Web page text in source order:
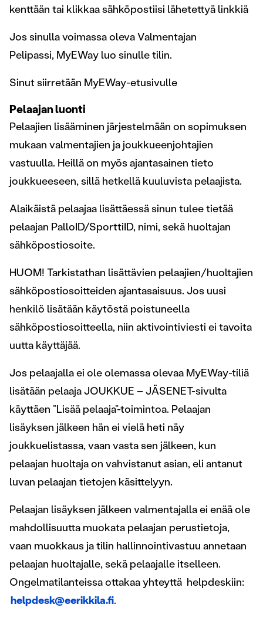
kenttään tai klikkaa sähköpostiisi lähetettyä linkkiä
Jos sinulla voimassa oleva Valmentajan
Pelipassi, MyEWay luo sinulle tilin.
Sinut siirretään MyEWay-etusivulle
Pelaajan luonti
Pelaajien lisääminen järjestelmään on sopimuksen
mukaan valmentajien ja joukkueenjohtajien
vastuulla. Heillä on myös ajantasainen tieto
joukkueeseen, sillä hetkellä kuuluvista pelaajista.
Alaikäistä pelaajaa lisättäessä sinun tulee tietää
pelaajan PalloID/SporttiID, nimi, sekä huoltajan
sähköpostiosoite.
HUOM! Tarkistathan lisättävien pelaajien/huoltajien
sähköpostiosoitteiden ajantasaisuus. Jos uusi
henkilö lisätään käytöstä poistuneella
sähköpostiosoitteella, niin aktivointiviesti ei tavoita
uutta käyttäjää.
Jos pelaajalla ei ole olemassa olevaa MyEWay-tiliä
lisätään pelaaja JOUKKUE – JÄSENET-sivulta
käyttäen ”Lisää pelaaja”-toimintoa. Pelaajan
lisäyksen jälkeen hän ei vielä heti näy
joukkuelistassa, vaan vasta sen jälkeen, kun
pelaajan huoltaja on vahvistanut asian, eli antanut
luvan pelaajan tietojen käsittelyyn.
Pelaajan lisäyksen jälkeen valmentajalla ei enää ole
mahdollisuutta muokata pelaajan perustietoja,
vaan muokkaus ja tilin hallinnointivastuu annetaan
pelaajan huoltajalle, sekä pelaajalle itselleen.
Ongelmatilanteissa ottakaa yhteyttä helpdeskiin:
helpdesk@eerikkila.fi.